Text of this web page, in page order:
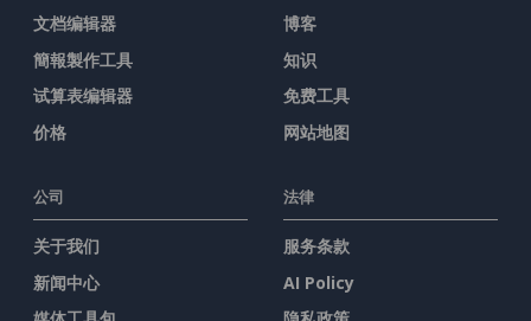
文档编辑器
簡報製作工具
试算表编辑器
价格
博客
知识
免费工具
网站地图
公司
关于我们
新闻中心
法律
服务条款
AI Policy